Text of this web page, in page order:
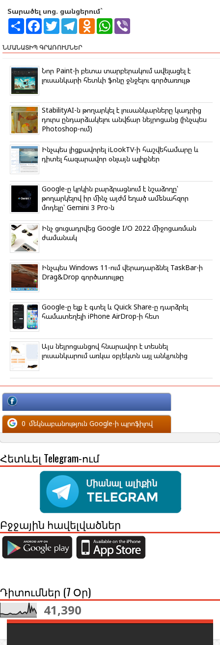
Տարածել սոց. ցանցերում`
S
r
e
F
e
b
o
k
T
w
t
t
r
T
e
g
a
m
O
k
a
s
s
i
k
i
W
s
p
p
r
ՆՄԱՆԱՏԻՊ ԳՐԱՌՈՒՄՆԵՐ
Նոր Paint-ի բետա տարբերակում ավելացել է
լուսանկարի հետևի ֆոնը ջնջելու գործառույթ
StabilityAI-ն թողարկել է լուսանկարները կադրից
դուրս ընդարձակելու անվճար նեյրոցանց (ինչպես
Photoshop-ում)
Ինչպես լիցքավորել iLookTV-ի հաշվեհամարը և
դիտել հազարավոր օնլայն ալիքներ
Google-ը կրկին բարձրացնում է նշաձողը՝
թողարկելով իր մինչ այժմ եղած ամենահզոր
մոդելը՝ Gemini 3 Pro-ն
Ինչ ցուցադրվեց Google I/O 2022 միջոցառման
ժամանակ
Ինչպես Windows 11-ում վերադարձնել TaskBar-ի
Drag&Drop գործառույթը
Google-ը ելք է գտել և Quick Share-ը դարձրել
համատեղելի iPhone AirDrop-ի հետ
Այս նեյրոցանցով հնարավոր է տեսնել
լուսանկարում առկա օբյեկտն այլ անկյունից
մեկնաբանություն Facebook-ի պրոֆիլով
0 մեկնաբանություն Google-ի պրոֆիլով
Հետևել Telegram-ում
Բջջային հավելվածներ
Դիտումներ (7 Օր)
41,390